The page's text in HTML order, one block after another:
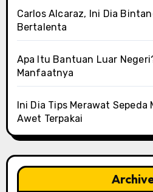
Carlos Alcaraz, Ini Dia
Bertalenta
Apa Itu Bantuan Luar
Manfaatnya
Ini Dia Tips Merawat Sepeda
Awet Terpakai